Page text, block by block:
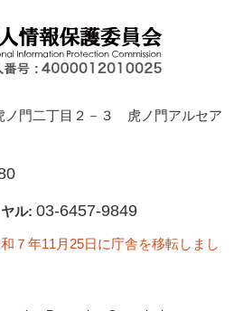
ノ門二丁目２－３ 虎ノ門アルセア
ル: 03-6457-9849
７年11月25日に庁舎を移転しまし